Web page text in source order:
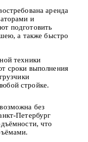
аренда
и
подготовить
а также быстро
техники
сроки выполнения
стройке.
без
Петербург
что